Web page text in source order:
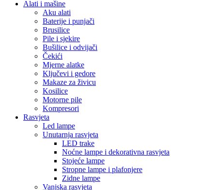
LED trake
Noćne lampe i dekorativna rasvjeta
Stojeće lampe
Stropne lampe i plafonjere
Zidne lampe
Vanjska rasvjeta
Reflektori i sigurnosna rasvjeta
Solarna rasvjeta
Vrtna rasvjeta
Vojna oprema
Taktičke patike
Vojne čizme
Vojne pantalone
Stolice za ribolov / kamping
Dom i Enterijer
Zidni paneli
Kuhinja
Kuhinjski noževi
Organizatori i dodaci
Posuđe i pribor
Ljepila i materijali
Fug mase